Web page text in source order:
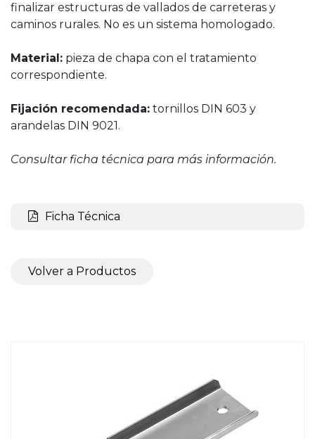
finalizar estructuras de vallados de carreteras y
caminos rurales. No es un sistema homologado.
Material: pieza de chapa con el tratamiento
correspondiente.
Fijación recomendada: tornillos DIN 603 y
arandelas DIN 9021.
Consultar ficha técnica para más información.
Ficha Técnica
Volver a Productos